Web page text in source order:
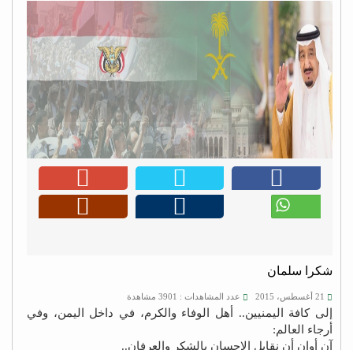
شكرا سلمان
عدد المشاهدات : 3901 مشاهدة
إلى كافة اليمنيين.. أهل الوفاء والكرم، في داخل اليمن، وفي
أرجاء العالم:
آن أوان أن نقابل الإحسان بالشكر والعرفان..